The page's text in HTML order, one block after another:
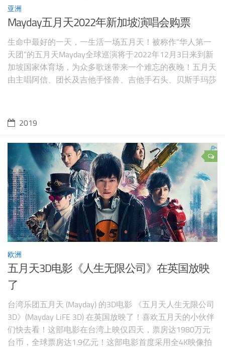
亚洲
Mayday五月天2022年新加坡演唱会购票
生命中最好的一天，一生活一场五月天！被称作“华人第一
天团”的五月天Mayday全球巡演将于2022年12月3日来到新
加坡国家体育场，为众多歌迷带来一个难忘的夜晚！五月天
由主唱阿信、团长及吉他手怪兽、吉他手石头、贝斯手玛莎
足Just My Pride最真杰作选》，《为爱而生》，《后青春期
的诗》，《第
2019
欧洲
五月天3D电影《人生无限公司》在英国放映
了
台湾乐团五月天 (Mayday) 的3D电影 《五月天人生无限公司
3D》(Mayday LiFE 3D) 在英国放映了！喜欢五月天的小伙伴
们快去看！这部电影在台湾上映仅四天，票房达1980万元
台币，全球票房达1.9亿元！这部电影首度采用全4K映像拍